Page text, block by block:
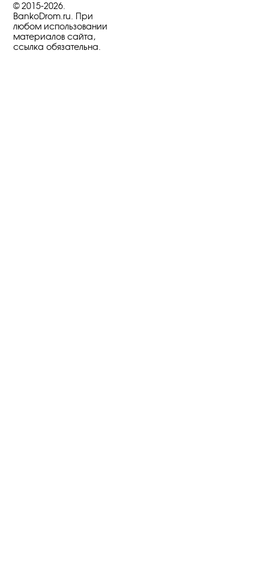
© 2015-2026.
BankoDrom.ru. При
любом использовании
материалов сайта,
ссылка обязательна.